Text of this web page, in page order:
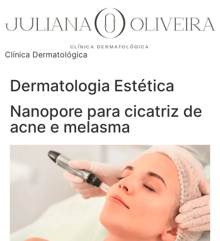
Clínica Dermatológica
Dermatologia Estética
Nanopore para cicatriz de
acne e melasma